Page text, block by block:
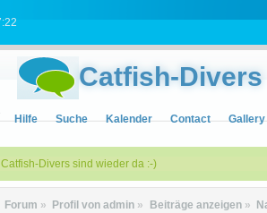
Catfish-Divers
Hilfe Suche Kalender Contact Gallery
Divers sind wieder da :-)
Forum » Profil von admin » Beiträge anzeigen»